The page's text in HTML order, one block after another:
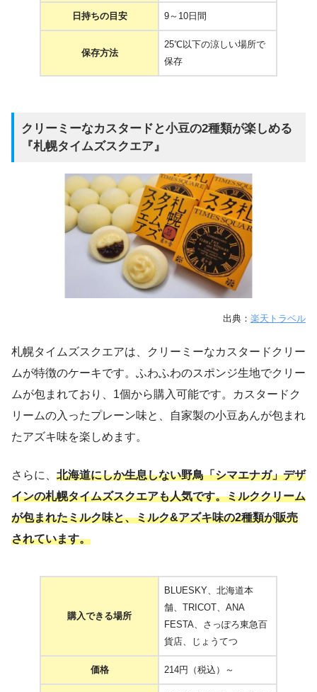
日持ちの目安 9～10日間
保存方法
25℃以下の涼しい場所で
保存
クリーミーなカスタードと小豆の2種類が楽しめる
『札幌タイムズスクエア』
出典： 楽天トラベル
札幌タイムズスクエアは、クリーミーなカスタードクリー
ムが特徴のケーキです。ふわふわのスポンジ生地でクリー
ムが包まれており、1個から購入可能です。カスタードク
リームの入ったプレーン味と、自家製の小豆あんが包まれ
たアズキ味を楽しめます。
さらに、 北海道にしか生息しない野鳥「シマエナガ」デザ
インの札幌タイムズスクエアも人気です。ミルククリーム
が包まれたミルク味と、ミルク&アズキ味の2種類が販売
されています。
購入できる場所
BLUESKY、北海道本
舗、TRICOT、ANA
FESTA、さっぽろ東急百
貨店、じょうてつ
価格 214円（税込）～